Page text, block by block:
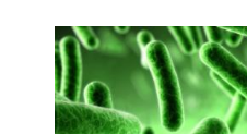
ÁREA DE ASOCIADOS